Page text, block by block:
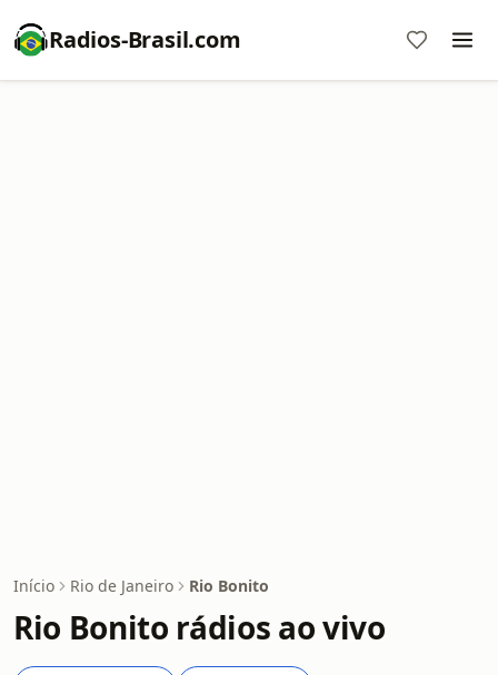
Radios-Brasil.com
Início Rio de Janeiro Rio Bonito
Rio Bonito rádios ao vivo